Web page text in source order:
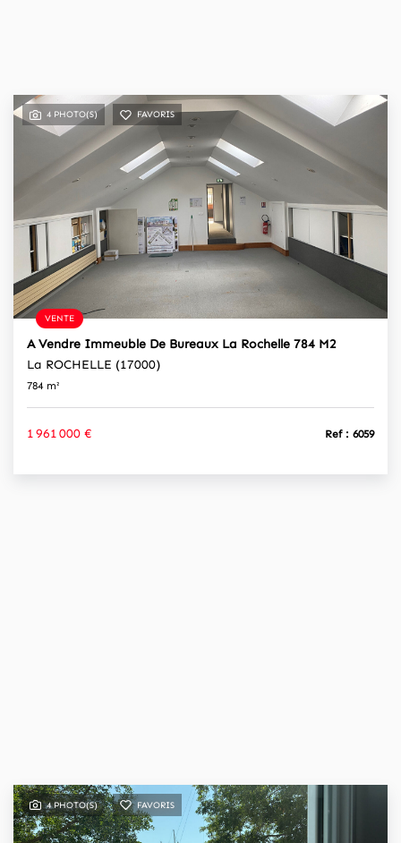
4 PHOTO(S) FAVORIS
VENTE
A Vendre Immeuble De Bureaux La Rochelle 784 M2
La ROCHELLE (17000)
784 m²
1 961 000 € Ref : 6059
4 PHOTO(S) FAVORIS